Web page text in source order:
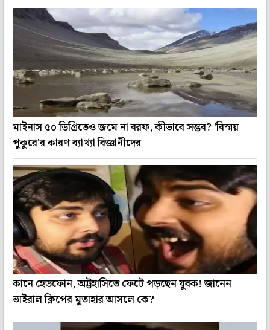
মাইনাস ৫০ ডিগ্রিতেও জমে না বরফ, কীভাবে সম্ভব? 'বিস্ময়
পুকুরে'র কারণ ব্যাখ্যা বিজ্ঞানীদের
কানে হেডফোন, অট্টহাসিতে ফেটে পড়ছেন যুবক! জানেন
ভাইরাল ক্লিপের মুতাহার আসলে কে?